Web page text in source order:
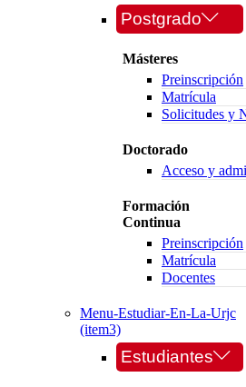
Postgrado
Másteres
Preinscripción
Matrícula
Solicitudes y
Doctorado
Acceso y
Formación
Continua
Preinscripción
Matrícula
Docentes
Menu-Estudiar-En-La-Urjc
(item3)
Estudiantes